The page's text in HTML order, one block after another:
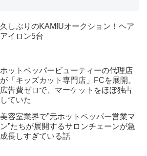
久しぶりのKAMIUオークション！ヘア
アイロン5台
ホットペッパービューティーの代理店
が「キッズカット専門店」FCを展開。
広告費ゼロで、マーケットをほぼ独占
していた
美容室業界で”元ホットペッパー営業マ
ン”たちが展開するサロンチェーンが急
成長しすぎている話